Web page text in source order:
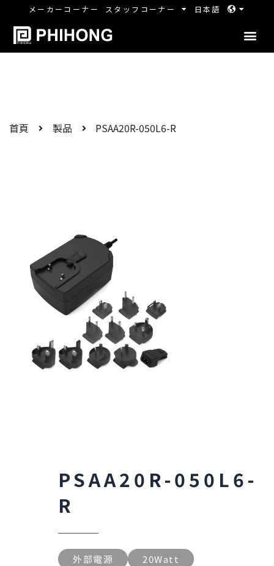
メーカーコーナー スタッフコーナー 日本語
首頁 製品 PSAA20R-050L6-R
PSAA20R-050L6-
R
外部電源
20Watt